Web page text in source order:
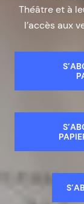
Théâtre et à
l’accès aux